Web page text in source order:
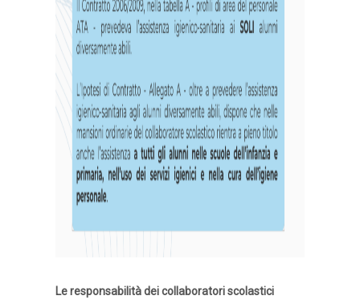
Le responsabilità dei collaboratori scolastici